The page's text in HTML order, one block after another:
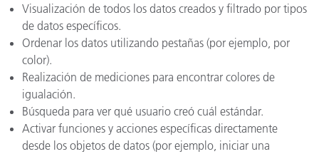
Visualización de todos los datos creados y filtrado por tipos
de datos específicos.
Ordenar los datos utilizando pestañas (por ejemplo, por
color).
Realización de mediciones para encontrar colores de
igualación.
Búsqueda para ver qué usuario creó cuál estándar.
Activar funciones y acciones específicas directamente
desde los objetos de datos (por ejemplo, iniciar una